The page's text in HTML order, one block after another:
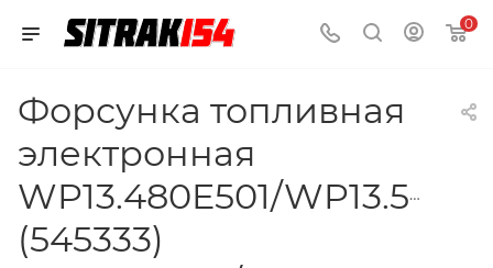
0
Форсунка топливная
электронная
WP13.480E501/
(545333)